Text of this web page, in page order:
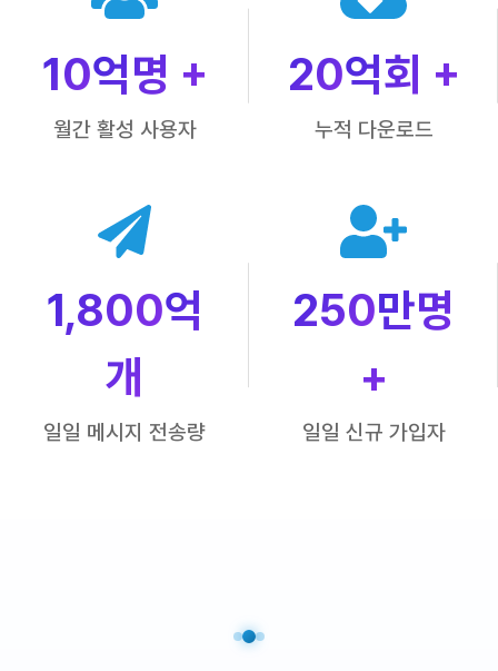
10억명 +
월간 활성 사용자
20억회 +
누적 다운로드
1,800억
개
일일 메시지 전송량
250만명
+
일일 신규 가입자